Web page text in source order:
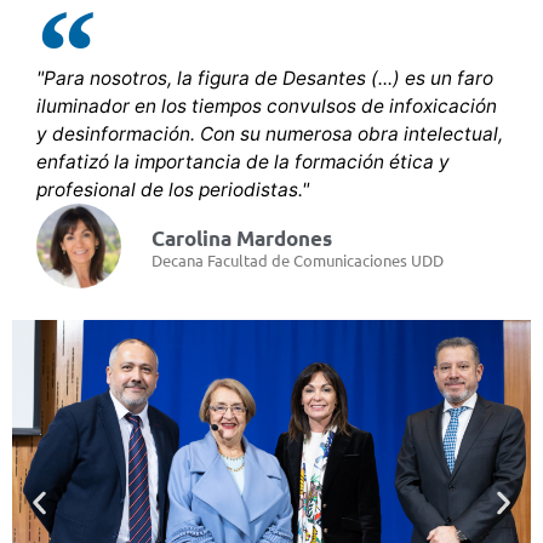
"Para nosotros, la figura de Desantes (...) es un faro
iluminador en los tiempos convulsos de infoxicación
y desinformación. Con su numerosa obra intelectual,
enfatizó la importancia de la formación ética y
profesional de los periodistas."
Carolina Mardones
Decana Facultad de Comunicaciones UDD